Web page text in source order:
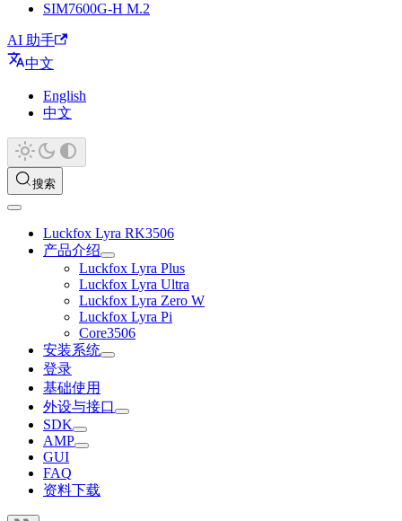
SIM7600G-H M.2
AI 助手
中文
English
中文
搜索
Luckfox Lyra RK3506
产品介绍
Luckfox Lyra Plus
Luckfox Lyra Ultra
Luckfox Lyra Zero W
Luckfox Lyra Pi
Core3506
安装系统
登录
基础使用
外设与接口
SDK
AMP
GUI
FAQ
资料下载